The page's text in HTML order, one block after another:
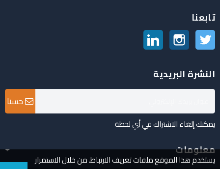
تابعنا
تويتر انستغرام
النشرة البريدية
حسنا
يمكنك إلغاء الاشتراك في أي لحظة
معلومات
يستخدم هذا الموقع ملفات تعريف الارتباط. من خلال الاستمرار